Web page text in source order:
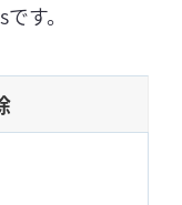
す。